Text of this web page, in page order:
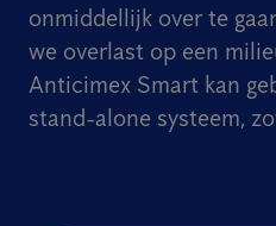
onmiddellijk over te
we overlast op een
Anticimex Smart kan
stand-alone systeem,